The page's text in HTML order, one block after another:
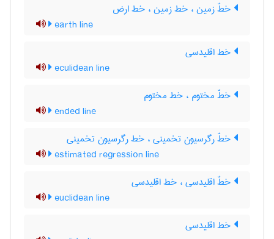
خطّ زمین ، خط زمین ، خط ارض
earth line
خط اقلیدسی
eculidean line
خطّ مختوم ، خط مختوم
ended line
خطّ رگرسیون تخمینی ، خط رگرسیون تخمینی
estimated regression line
خطّ اقلیدسی ، خط اقلیدسی
euclidean line
خط اقلیدسی